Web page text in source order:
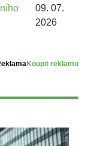
09. 07.
2026
Koupit reklamu